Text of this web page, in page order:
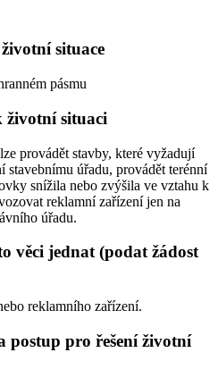
situace
pásmu
situaci
provádět stavby, které vyžadují
stavebnímu úřadu, provádět terénní
snížila nebo zvýšila ve vztahu k
reklamní zařízení jen na
úřadu.
věci jednat (podat žádost
reklamního zařízení.
postup pro řešení životní